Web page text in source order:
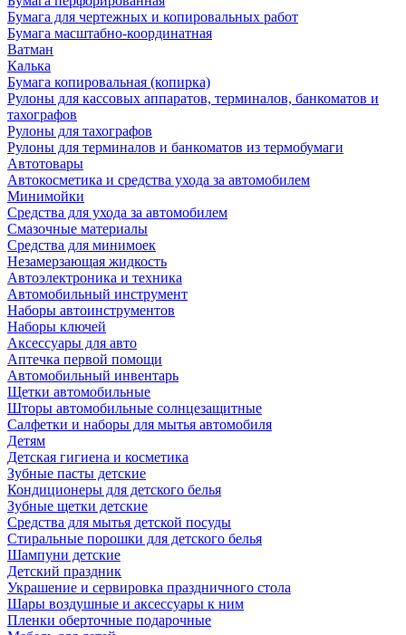
Бумага для чертежных и копировальных работ
Бумага масштабно-координатная
Ватман
Калька
Бумага копировальная (копирка)
Рулоны для кассовых аппаратов, терминалов, банкоматов и
тахографов
Рулоны для тахографов
Рулоны для терминалов и банкоматов из термобумаги
Автотовары
Автокосметика и средства ухода за автомобилем
Минимойки
Средства для ухода за автомобилем
Смазочные материалы
Средства для минимоек
Незамерзающая жидкость
Автоэлектроника и техника
Автомобильный инструмент
Наборы автоинструментов
Наборы ключей
Аксессуары для авто
Аптечка первой помощи
Автомобильный инвентарь
Щетки автомобильные
Шторы автомобильные солнцезащитные
Салфетки и наборы для мытья автомобиля
Детям
Детская гигиена и косметика
Зубные пасты детские
Кондиционеры для детского белья
Зубные щетки детские
Средства для мытья детской посуды
Стиральные порошки для детского белья
Шампуни детские
Детский праздник
Украшение и сервировка праздничного стола
Шары воздушные и аксессуары к ним
Пленки оберточные подарочные